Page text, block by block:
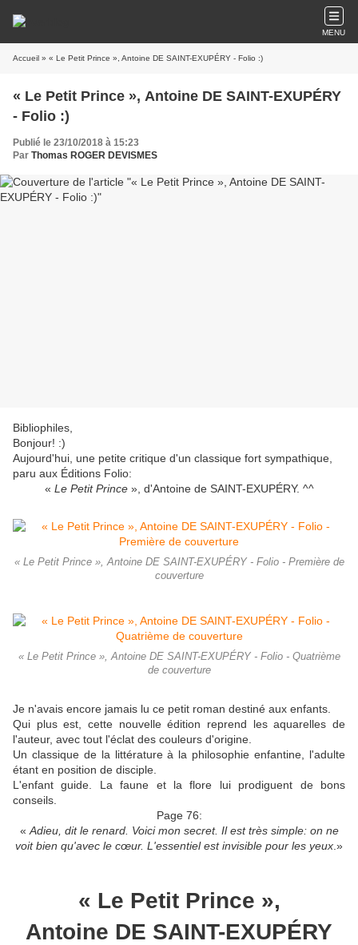
MENU
Accueil » « Le Petit Prince », Antoine DE SAINT-EXUPÉRY - Folio :)
« Le Petit Prince », Antoine DE SAINT-EXUPÉRY
- Folio :)
Publié le 23/10/2018 à 15:23
Par Thomas ROGER DEVISMES
Bibliophiles,
Bonjour! :)
Aujourd'hui, une petite critique d'un classique fort sympathique,
paru aux Éditions Folio:
« Le Petit Prince», d'Antoine de SAINT-EXUPÉRY. ^^
« Le Petit Prince », Antoine DE SAINT-EXUPÉRY - Folio - Première de
couverture
« Le Petit Prince », Antoine DE SAINT-EXUPÉRY - Folio - Quatrième
de couverture
Je n'avais encore jamais lu ce petit roman destiné aux enfants.
Qui plus est, cette nouvelle édition reprend les aquarelles de
l'auteur, avec tout l'éclat des couleurs d'origine.
Un classique de la littérature à la philosophie enfantine, l'adulte
étant en position de disciple.
L'enfant guide. La faune et la flore lui prodiguent de bons
conseils.
Page 76:
« Adieu, dit le renard. Voici mon secret. Il est très simple: on ne
voit bien qu'avec le cœur. L'essentiel est invisible pour les yeux .»
« Le Petit Prince »,
Antoine DE SAINT-EXUPÉRY